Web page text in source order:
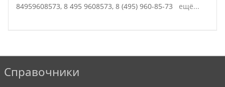
84959608573, 8 495 9608573, 8 (495) 960-85-73 ещё...
Справочники